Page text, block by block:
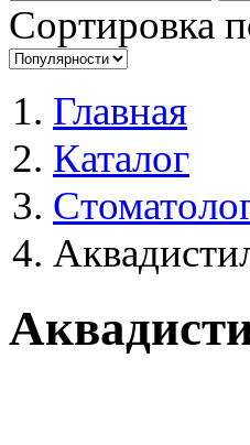
Сортировка
Главная
Каталог